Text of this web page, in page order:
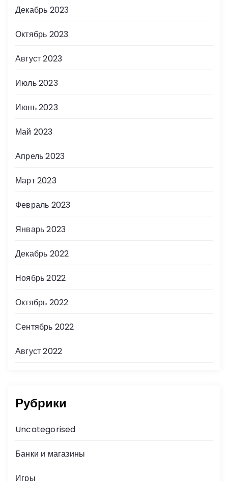
Декабрь 2023
Октябрь 2023
Август 2023
Июль 2023
Июнь 2023
Май 2023
Апрель 2023
Март 2023
Февраль 2023
Январь 2023
Декабрь 2022
Ноябрь 2022
Октябрь 2022
Сентябрь 2022
Август 2022
Рубрики
Uncategorised
Банки и магазины
Игры